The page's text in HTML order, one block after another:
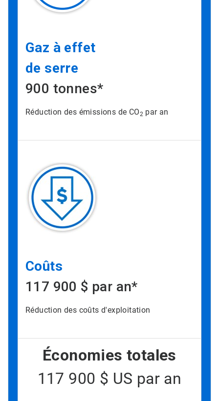
Gaz à effet
de serre
900 tonnes*
Réduction des émissions de CO2 par an
Coûts
117 900 $ par an*
Réduction des coûts d'exploitation
Économies totales
117 900 $ US par an